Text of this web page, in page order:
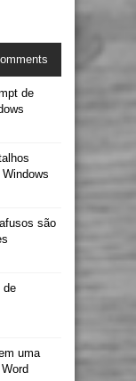
de
são
de
uma